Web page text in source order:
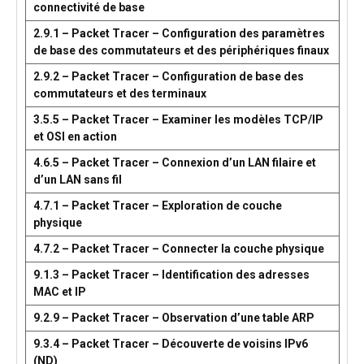
connectivité de base
2.9.1 – Packet Tracer – Configuration des paramètres
de base des commutateurs et des périphériques finaux
2.9.2 – Packet Tracer – Configuration de base des
commutateurs et des terminaux
3.5.5 – Packet Tracer – Examiner les modèles TCP/IP
et OSI en action
4.6.5 – Packet Tracer – Connexion d’un LAN filaire et
d’un LAN sans fil
4.7.1 – Packet Tracer – Exploration de couche
physique
4.7.2 – Packet Tracer – Connecter la couche physique
9.1.3 – Packet Tracer – Identification des adresses
MAC et IP
9.2.9 – Packet Tracer – Observation d’une table ARP
9.3.4 – Packet Tracer – Découverte de voisins IPv6
(ND)